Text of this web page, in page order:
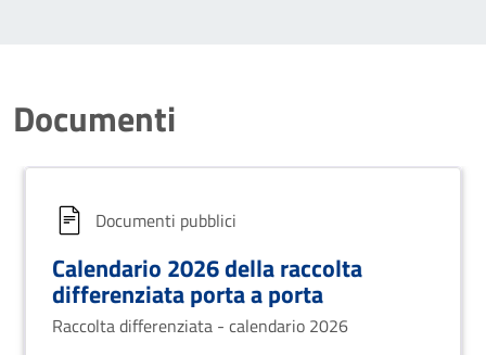
Documenti
Documenti pubblici
Calendario 2026 della raccolta
differenziata porta a porta
Raccolta differenziata - calendario 2026